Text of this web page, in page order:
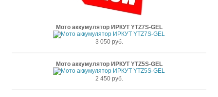
Мото аккумулятор ИРКУТ YTZ7S-GEL
3 050 руб.
Мото аккумулятор ИРКУТ YTZ5S-GEL
2 450 руб.